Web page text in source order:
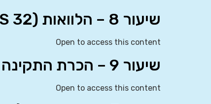
שיעור 8 – הלוואות (IAS 32)
Open to access this content
שיעור 9 – הכרת התקינה הבינלאומית
Open to access this content